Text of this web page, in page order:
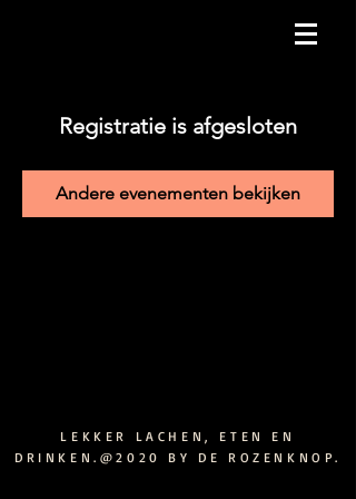
Registratie is afgesloten
Andere evenementen bekijken
LEKKER LACHEN, ETEN EN
DRINKEN.@2020 BY DE ROZENKNOP.